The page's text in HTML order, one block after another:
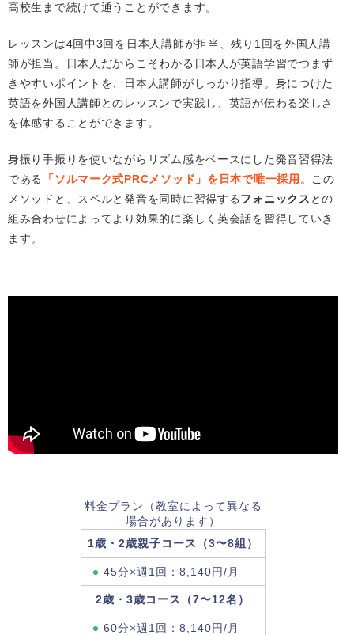
高校生まで続けて通うことができます。
レッスンは4回中3回を日本人講師が担当、残り1回を外国人講
師が担当。日本人だからこそわかる日本人が英語学習でつまず
きやすいポイントを、日本人講師がしっかり指導。身につけた
英語を外国人講師とのレッスンで実践し、英語が伝わる楽しさ
を体感することができます。
身振り手振りを使いながらリズム感をベースにした発音習得法
である
「ソルマーク式PRCメソッド」を日本で唯一採用 。この
メソッドと、スペルと発音を同時に習得するフォニックス との
組み合わせによってより効果的に楽しく英会話を習得していき
ます。
料金プラン（教室によって異なる
場合があります）
1歳・2歳親子コース（3〜8組）
45分×週1回：8,140円/月
2歳・3歳コース（7〜12名）
60分×週1回：8,140円/月